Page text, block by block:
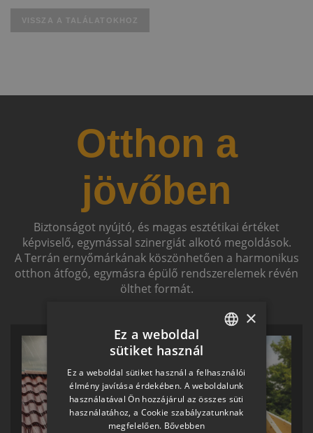
VISSZA A TALÁLATOKHOZ
Otthon a
jövőben
Biztonságot nyújtó, és magas esztétikai értéket
képviselő, egymással szinergiát alkotó megoldások.
A Terrán ernyőmárkának köszönhetően a harmonikus
otthon átfogó, egymásra épülő rendszerelemek révén
ölthet formát.
HUNGARIAN
SLOVAK
GERMAN
ROMANIAN
×
Ez a weboldal
sütiket használ
Ez a weboldal sütiket használ a felhasználói
élmény javítása érdekében. A weboldalunk
használatával Ön hozzájárul az összes süti
használatához, a Cookie szabályzatunknak
megfelelően. Bővebben